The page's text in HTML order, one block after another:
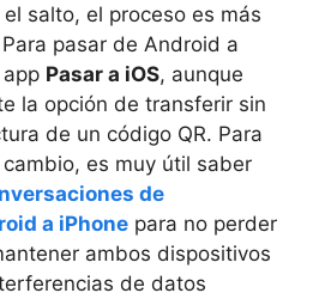
salto, el proceso es más
pasar de Android a
Pasar a iOS, aunque
la opción de transferir sin
de un código QR. Para
es muy útil saber
de
a iPhone para no perder
ambos dispositivos
de datos